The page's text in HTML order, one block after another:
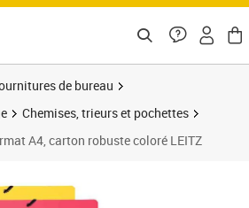
de bureau
Chemises, trieurs et pochettes
A4, carton robuste coloré LEITZ